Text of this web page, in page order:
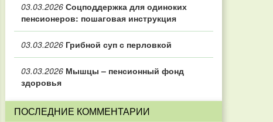
03.03.2026 Соцподдержка для одиноких
пенсионеров: пошаговая инструкция
03.03.2026 Грибной суп с перловкой
03.03.2026 Мышцы – пенсионный фонд
здоровья
ПОСЛЕДНИЕ КОММЕНТАРИИ